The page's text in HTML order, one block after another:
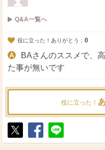
Q&A一覧へ
役に立った！ありがとう： 0
BAさんのススメで、
た事が無いです
役に立った！
ポ
シ
送